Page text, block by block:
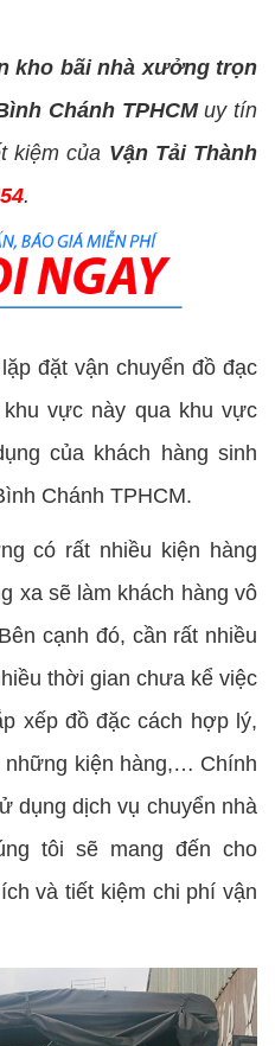
kho bãi nhà xưởng trọn
Chánh TPHCMuy tín
kiệm của Vận Tải Thành
.
đặt vận chuyển đồ đạc
vực này qua khu vực
của khách hàng sinh
Chánh TPHCM.
có rất nhiều kiện hàng
xa sẽ làm khách hàng vô
cạnh đó, cần rất nhiều
thời gian chưa kể việc
xếp đồ đặc cách hợp lý,
kiện hàng,… Chính
dụng dịch vụ chuyển nhà
tôi sẽ mang đến cho
và tiết kiệm chi phí vận